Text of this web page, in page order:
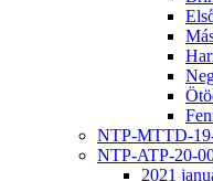
NTP-MTTD-
NTP-ATP-20-
2021